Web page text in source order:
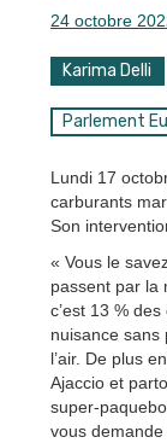
24 octobre
Karima Delli
Parlement
Lundi 17
carburants
Son
« Vous le
passent par la
c’est 13 %
nuisance sans
l’air. De plus
Ajaccio et
super-
vous